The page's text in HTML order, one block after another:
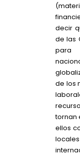
decir
de las
para
de los
tornan
ellos